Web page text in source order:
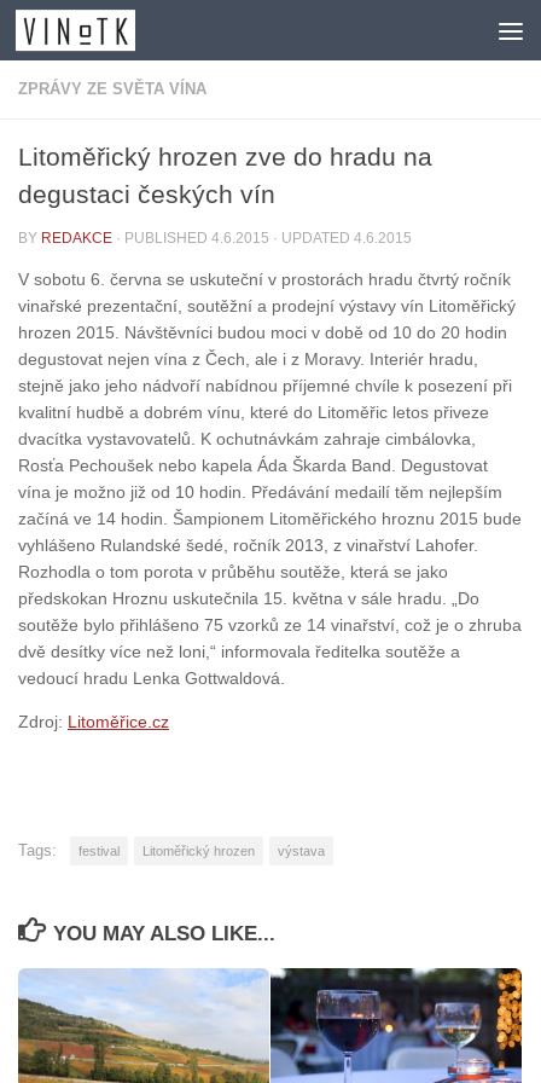
Skip to content
ZPRÁVY ZE SVĚTA VÍNA
Litoměřický hrozen zve do hradu na
degustaci českých vín
BY REDAKCE · PUBLISHED 4.6.2015 · UPDATED 4.6.2015
V sobotu 6. června se uskuteční v prostorách hradu čtvrtý ročník
vinařské prezentační, soutěžní a prodejní výstavy vín Litoměřický
hrozen 2015. Návštěvníci budou moci v době od 10 do 20 hodin
degustovat nejen vína z Čech, ale i z Moravy. Interiér hradu,
stejně jako jeho nádvoří nabídnou příjemné chvíle k posezení při
kvalitní hudbě a dobrém vínu, které do Litoměřic letos přiveze
dvacítka vystavovatelů. K ochutnávkám zahraje cimbálovka,
Rosťa Pechoušek nebo kapela Áda Škarda Band. Degustovat
vína je možno již od 10 hodin. Předávání medailí těm nejlepším
začíná ve 14 hodin. Šampionem Litoměřického hroznu 2015 bude
vyhlášeno Rulandské šedé, ročník 2013, z vinařství Lahofer.
Rozhodla o tom porota v průběhu soutěže, která se jako
předskokan Hroznu uskutečnila 15. května v sále hradu. „Do
soutěže bylo přihlášeno 75 vzorků ze 14 vinařství, což je o zhruba
dvě desítky více než loni,“ informovala ředitelka soutěže a
vedoucí hradu Lenka Gottwaldová.
Zdroj: Litoměřice.cz
Tags: festival Litoměřický hrozen výstava
YOU MAY ALSO LIKE...